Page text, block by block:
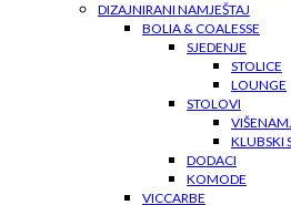
DIZAJNIRANI NAMJEŠTAJ
BOLIA & COALESSE
SJEDENJE
STOLICE
LOUNGE
STOLOVI
KLUBSKI
DODACI
KOMODE
VICCARBE